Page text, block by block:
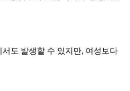
도 발생할 수 있지만, 여성보다